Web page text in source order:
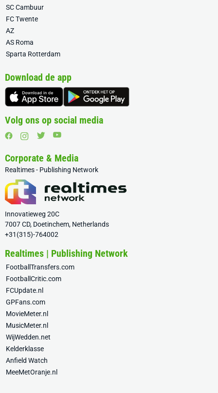
SC Cambuur
FC Twente
AZ
AS Roma
Sparta Rotterdam
Download de app
Volg ons op social media
Corporate & Media
Realtimes - Publishing Network
Innovatieweg 20C
7007 CD, Doetinchem, Netherlands
+31(315)-764002
Realtimes | Publishing Network
FootballTransfers.com
FootballCritic.com
FCUpdate.nl
GPFans.com
MovieMeter.nl
MusicMeter.nl
WijWedden.net
Kelderklasse
Anfield Watch
MeeMetOranje.nl